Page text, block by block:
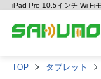
iPad Pro 10.5インチ Wi-Fi
TOP タブレット